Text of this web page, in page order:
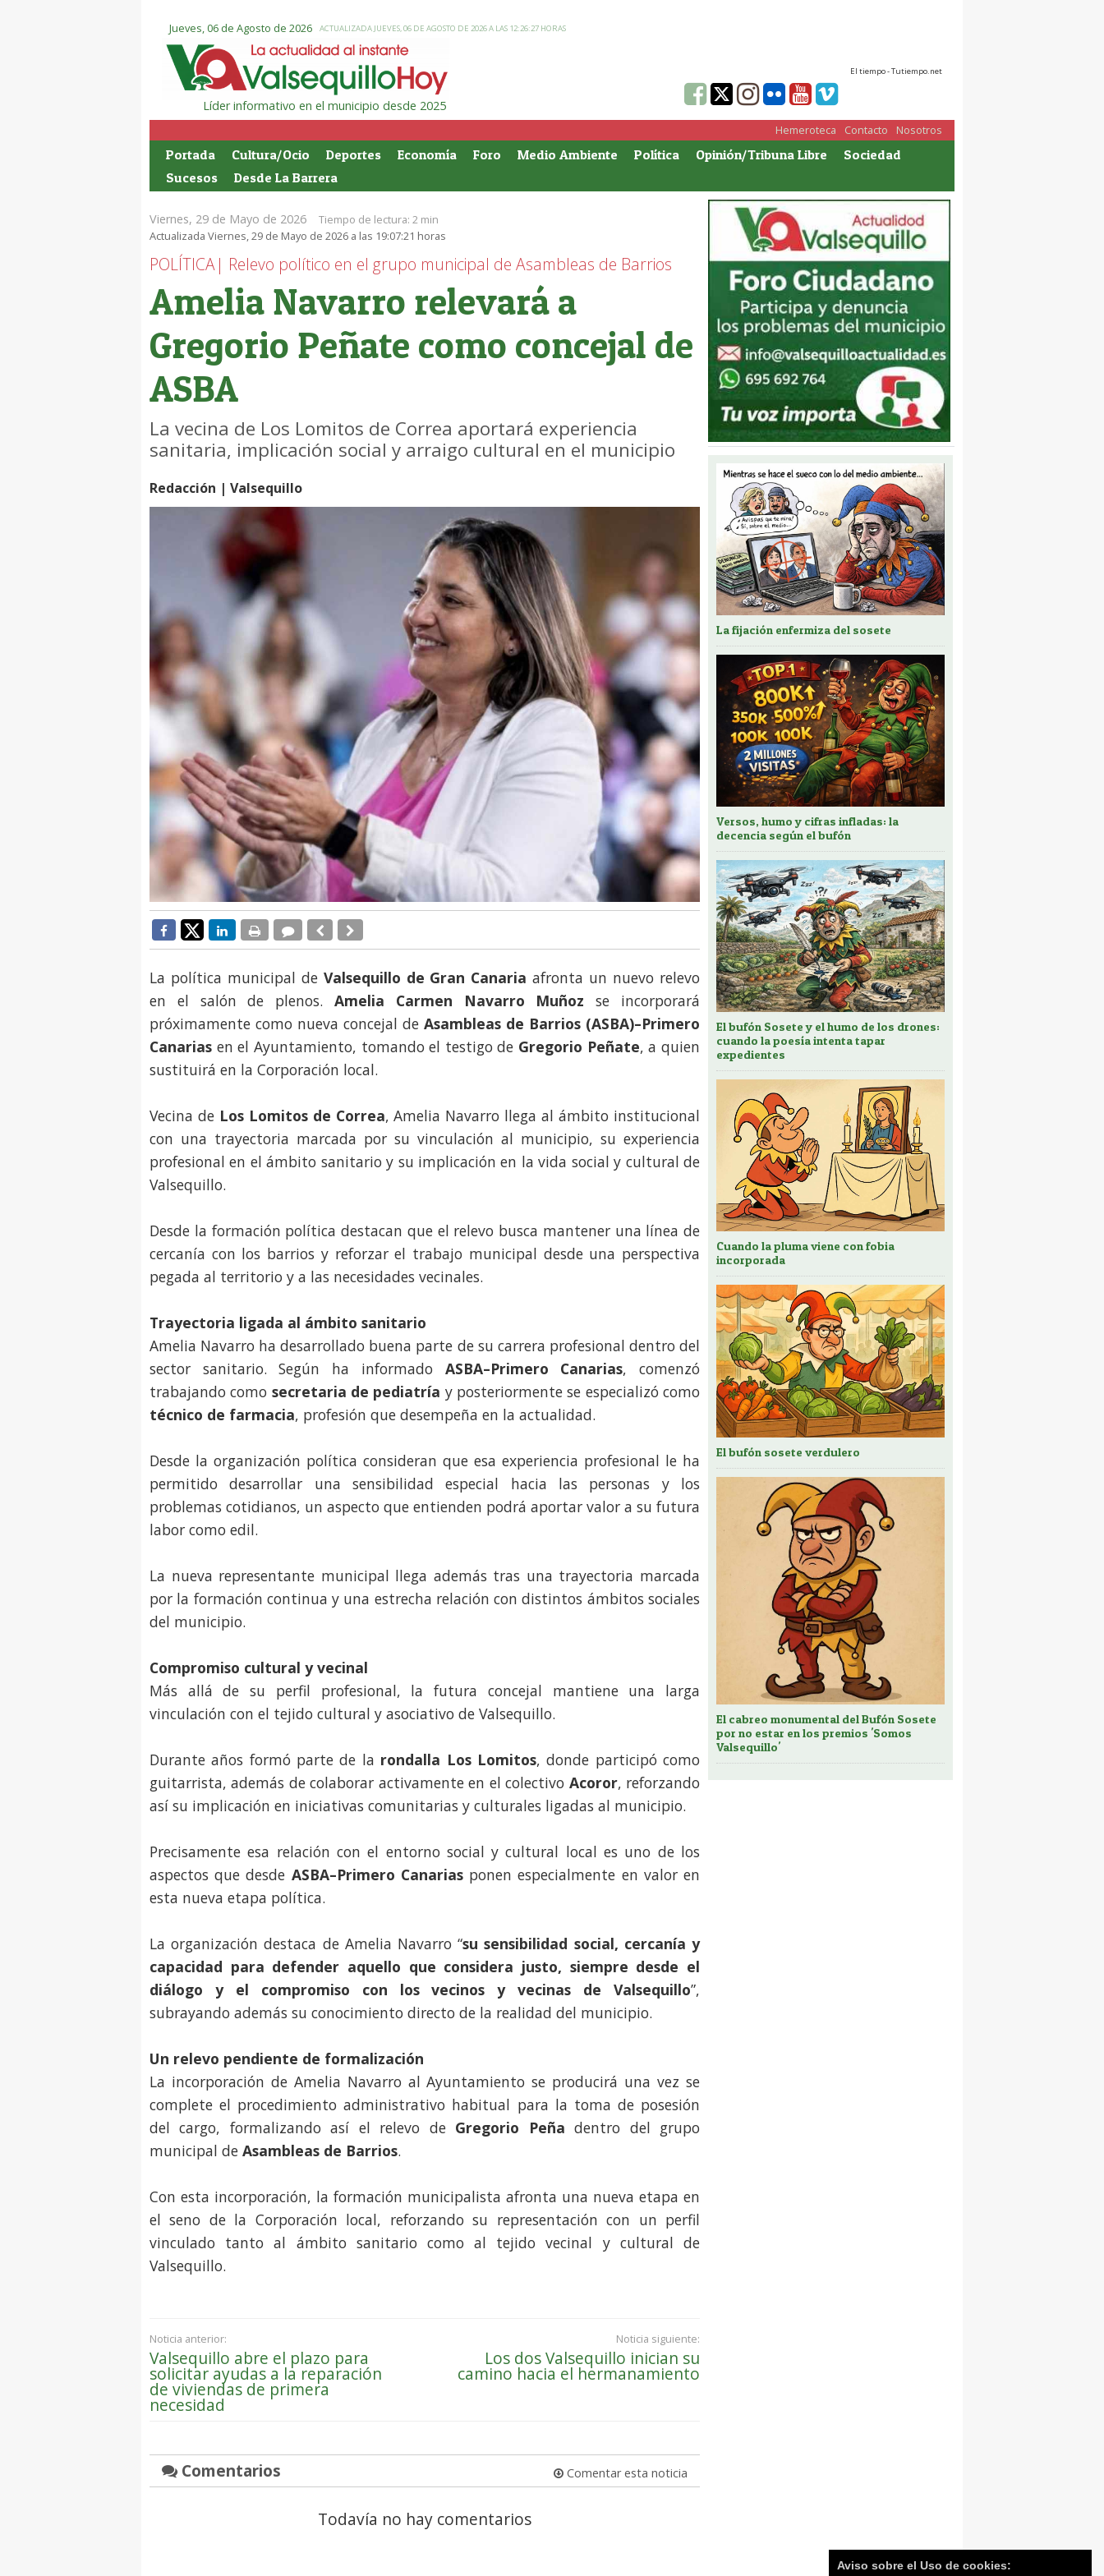
Jueves, 06 de Agosto de 2026 ACTUALIZADA JUEVES, 06 DE AGOSTO DE 2026 A LAS 12:26:27 HORAS
Líder informativo en el municipio desde 2025
El tiempo - Tutiempo.net
Nosotros
Contacto
Hemeroteca
Portada Cultura/Ocio Deportes Economía Foro Medio Ambiente Política Opinión/Tribuna Libre
Sociedad
Sucesos
Desde La Barrera
Viernes, 29 de Mayo de 2026 Tiempo de lectura: 2 min
Actualizada Viernes, 29 de Mayo de 2026 a las 19:07:21 horas
POLÍTICA| Relevo político en el grupo municipal de Asambleas de Barrios
Amelia Navarro relevará a
Gregorio Peñate como concejal de
ASBA
La vecina de Los Lomitos de Correa aportará experiencia
sanitaria, implicación social y arraigo cultural en el municipio
Redacción | Valsequillo
La política municipal de Valsequillo de Gran Canaria afronta un nuevo relevo
en el salón de plenos. Amelia Carmen Navarro Muñoz se incorporará
próximamente como nueva concejal de Asambleas de Barrios (ASBA)–Primero
Canarias en el Ayuntamiento, tomando el testigo de Gregorio Peñate, a quien
sustituirá en la Corporación local.
Vecina de Los Lomitos de Correa, Amelia Navarro llega al ámbito institucional
con una trayectoria marcada por su vinculación al municipio, su experiencia
profesional en el ámbito sanitario y su implicación en la vida social y cultural de
Valsequillo.
Desde la formación política destacan que el relevo busca mantener una línea de
cercanía con los barrios y reforzar el trabajo municipal desde una perspectiva
pegada al territorio y a las necesidades vecinales.
Trayectoria ligada al ámbito sanitario
Amelia Navarro ha desarrollado buena parte de su carrera profesional dentro del
sector sanitario. Según ha informado ASBA–Primero Canarias, comenzó
trabajando como secretaria de pediatría y posteriormente se especializó como
técnico de farmacia, profesión que desempeña en la actualidad.
Desde la organización política consideran que esa experiencia profesional le ha
permitido desarrollar una sensibilidad especial hacia las personas y los
problemas cotidianos, un aspecto que entienden podrá aportar valor a su futura
labor como edil.
La nueva representante municipal llega además tras una trayectoria marcada
por la formación continua y una estrecha relación con distintos ámbitos sociales
del municipio.
Compromiso cultural y vecinal
Más allá de su perfil profesional, la futura concejal mantiene una larga
vinculación con el tejido cultural y asociativo de Valsequillo.
Durante años formó parte de la rondalla Los Lomitos, donde participó como
guitarrista, además de colaborar activamente en el colectivo Acoror, reforzando
así su implicación en iniciativas comunitarias y culturales ligadas al municipio.
Precisamente esa relación con el entorno social y cultural local es uno de los
aspectos que desde ASBA–Primero Canariasponen especialmente en valor en
esta nueva etapa política.
La organización destaca de Amelia Navarro “su sensibilidad social, cercanía y
capacidad para defender aquello que considera justo, siempre desde el
diálogo y el compromiso con los vecinos y vecinas de Valsequillo”,
subrayando además su conocimiento directo de la realidad del municipio.
Un relevo pendiente de formalización
La incorporación de Amelia Navarro al Ayuntamiento se producirá una vez se
complete el procedimiento administrativo habitual para la toma de posesión
del cargo, formalizando así el relevo de Gregorio Peña dentro del grupo
municipal de Asambleas de Barrios.
Con esta incorporación, la formación municipalista afronta una nueva etapa en
el seno de la Corporación local, reforzando su representación con un perfil
vinculado tanto al ámbito sanitario como al tejido vecinal y cultural de
Valsequillo.
Noticia anterior:
Valsequillo abre el plazo para
solicitar ayudas a la reparación
de viviendas de primera
necesidad
Noticia siguiente:
Los dos Valsequillo inician su
camino hacia el hermanamiento
Comentarios Comentar esta noticia
Todavía no hay comentarios
La fijación enfermiza del sosete
Versos, humo y cifras infladas: la
decencia según el bufón
El bufón Sosete y el humo de los drones:
cuando la poesía intenta tapar
expedientes
Cuando la pluma viene con fobia
incorporada
El bufón sosete verdulero
El cabreo monumental del Bufón Sosete
por no estar en los premios 'Somos
Valsequillo'
Aviso sobre el Uso de cookies: